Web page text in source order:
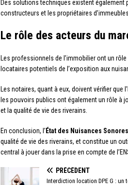
Des solutions techniques existent
constructeurs et les propriétaires
Le rôle des acteurs du
Les professionnels de l’immobilier ont un
locataires potentiels de l’exposition aux
Les notaires, quant à eux, doivent vérifier
les pouvoirs publics ont également un rôle à
et la qualité de vie des riverains.
En conclusion, l’ État des Nuisances
qualité de vie des riverains, et constitue un
central à jouer dans la prise en compte de
PRÉCÉDENT
Interdiction location DPE G : un